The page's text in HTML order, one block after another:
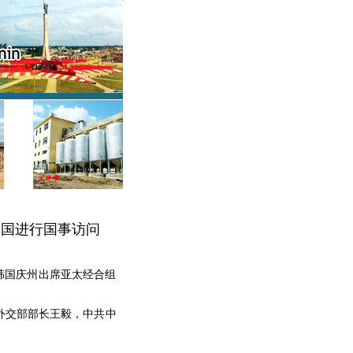
进行国事访问
庆州出席亚太经合组
交部部长王毅，中共中